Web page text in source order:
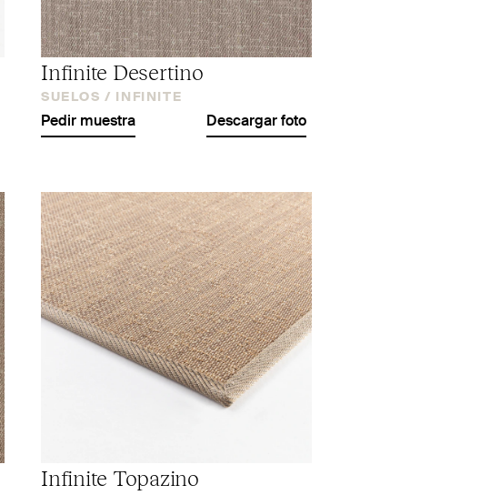
Infinite Desertino
SUELOS / INFINITE
Pedir muestra Descargar foto
Infinite Topazino